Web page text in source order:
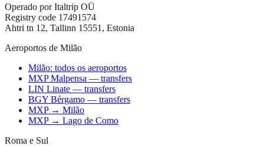
Operado porItaltrip OÜ
Registry code 17491574
Ahtri tn 12, Tallinn 15551, Estonia
Aeroportos de Milão
Milão: todos os aeroportos
MXP Malpensa — transfers
LIN Linate — transfers
BGY Bérgamo — transfers
MXP → Milão
MXP → Lago de Como
Roma e Sul